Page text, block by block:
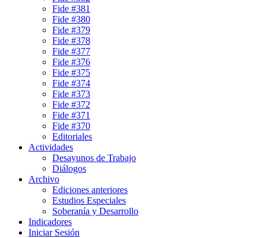
Fide #381
Fide #380
Fide #379
Fide #378
Fide #377
Fide #376
Fide #375
Fide #374
Fide #373
Fide #372
Fide #371
Fide #370
Editoriales
Actividades
Desayunos de Trabajo
Diálogos
Archivo
Ediciones anteriores
Estudios Especiales
Soberanía y Desarrollo
Indicadores
Iniciar Sesión